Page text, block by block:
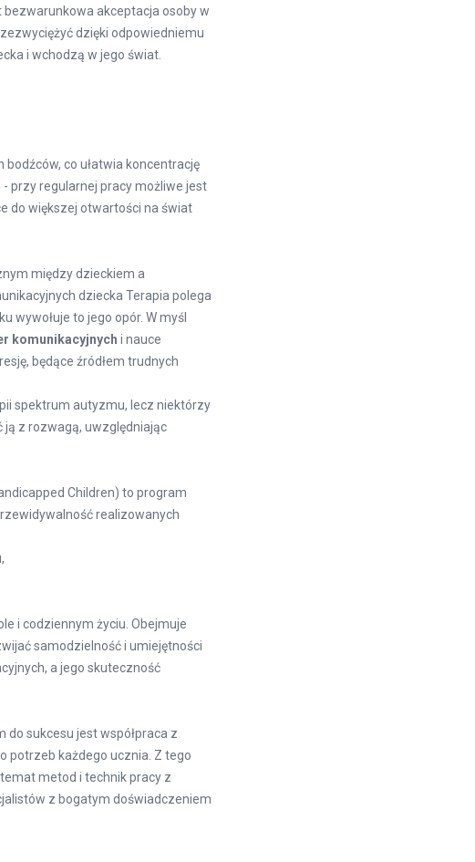
bezwarunkowa akceptacja osoby w
dzięki odpowiedniemu
i wchodzą w jego świat.
co ułatwia koncentrację
przy regularnej pracy możliwe jest
do większej otwartości na świat
między dzieckiem a
dziecka Terapia polega
wywołuje to jego opór. W myśl
komunikacyjnych i nauce
będące źródłem trudnych
spektrum autyzmu, lecz niektórzy
ją z rozwagą, uwzględniając
Children) to program
realizowanych
i codziennym życiu. Obejmuje
samodzielność i umiejętności
a jego skuteczność
sukcesu jest współpraca z
potrzeb każdego ucznia. Z tego
metod i technik pracy z
z bogatym doświadczeniem